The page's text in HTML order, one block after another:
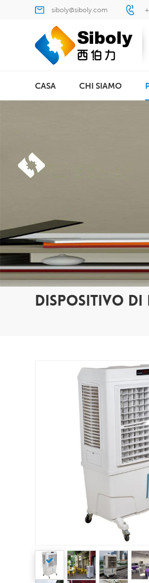
siboly@siboly.com
CASA CHI SIAMO
DISPOSITIVO DI